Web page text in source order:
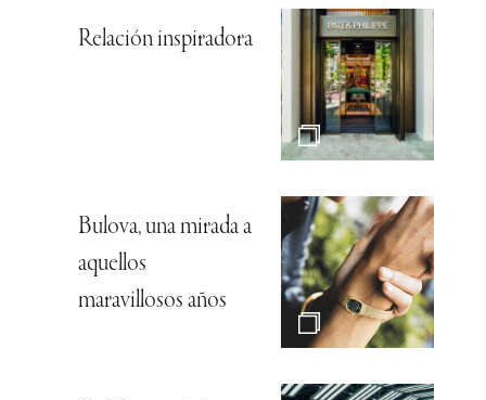
Relación inspiradora
Bulova, una mirada a
aquellos
maravillosos años